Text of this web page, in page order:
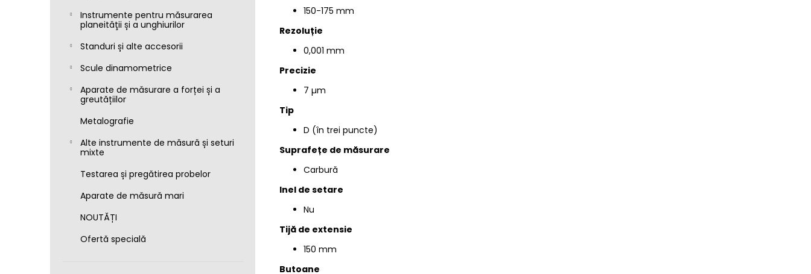
Instrumente pentru măsurarea
planeităţii și a unghiurilor
Standuri și alte accesorii
Scule dinamometrice
Aparate de măsurare a forței și a
greutățiilor
Metalografie
Alte instrumente de măsură și seturi
mixte
Testarea și pregătirea probelor
Aparate de măsură mari
NOUTĂȚI
Ofertă specială
150-175 mm
Rezoluție
0,001 mm
Precizie
7 µm
Tip
D (în trei puncte)
Suprafețe de măsurare
Carbură
Inel de setare
Nu
Tijă de extensie
150 mm
Butoane